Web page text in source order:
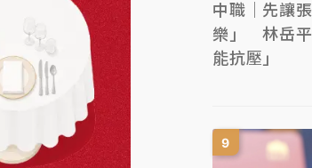
中職｜先讓
樂」 林岳平
能抗壓」